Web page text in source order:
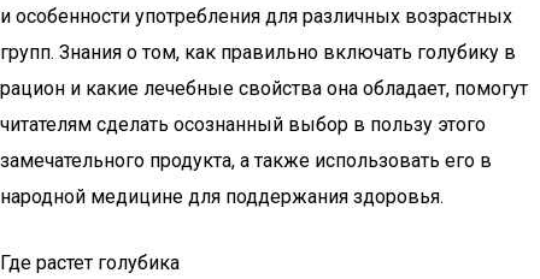
и особенности употребления для различных возрастных
групп. Знания о том, как правильно включать голубику в
рацион и какие лечебные свойства она обладает, помогут
читателям сделать осознанный выбор в пользу этого
замечательного продукта, а также использовать его в
народной медицине для поддержания здоровья.
Где растет голубика